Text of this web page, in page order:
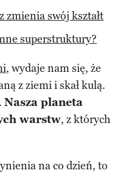
swój kształt
superstruktury?
, wydaje nam się, że
z ziemi i skał kulą.
Nasza planeta
warstw, z których
na co dzień, to